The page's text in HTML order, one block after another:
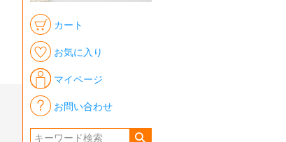
カート
お気に入り
マイページ
お問い合わせ